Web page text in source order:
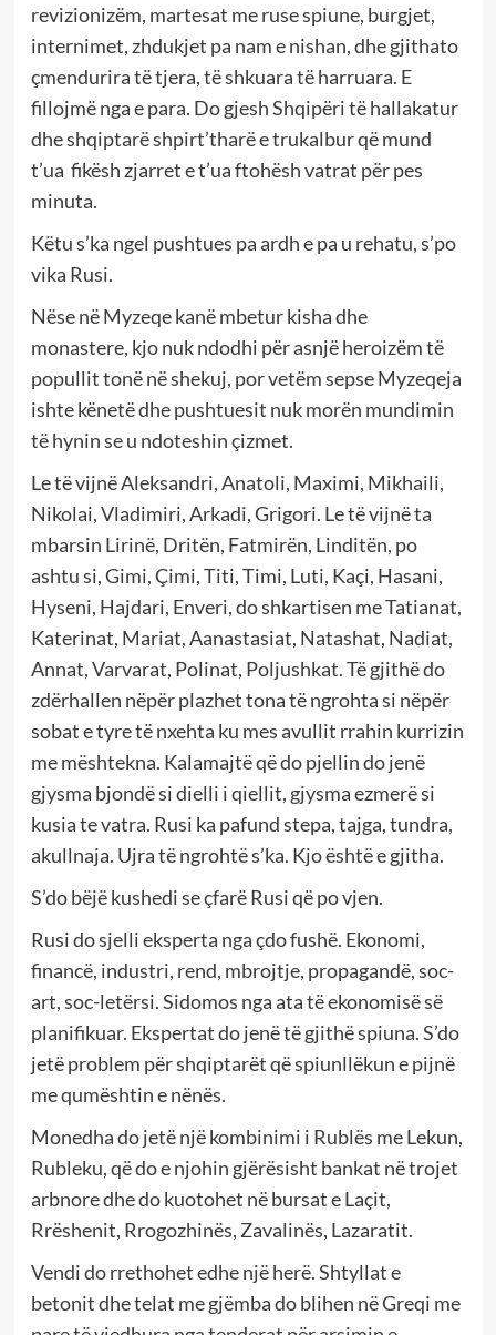
revizionizëm, martesat me ruse spiune, burgjet,
internimet, zhdukjet pa nam e nishan, dhe gjithato
çmendurira të tjera, të shkuara të harruara. E
fillojmë nga e para. Do gjesh Shqipëri të hallakatur
dhe shqiptarë shpirt’tharë e trukalbur që mund
t’ua fikësh zjarret e t’ua ftohësh vatrat për pes
minuta.
Këtu s’ka ngel pushtues pa ardh e pa u rehatu, s’po
vika Rusi.
Nëse në Myzeqe kanë mbetur kisha dhe
monastere, kjo nuk ndodhi për asnjë heroizëm të
popullit tonë në shekuj, por vetëm sepse Myzeqeja
ishte kënetë dhe pushtuesit nuk morën mundimin
të hynin se u ndoteshin çizmet.
Le të vijnë Aleksandri, Anatoli, Maximi, Mikhaili,
Nikolai, Vladimiri, Arkadi, Grigori. Le të vijnë ta
mbarsin Lirinë, Dritën, Fatmirën, Linditën, po
ashtu si, Gimi, Çimi, Titi, Timi, Luti, Kaçi, Hasani,
Hyseni, Hajdari, Enveri, do shkartisen me Tatianat,
Katerinat, Mariat, Aanastasiat, Natashat, Nadiat,
Annat, Varvarat, Polinat, Poljushkat. Të gjithë do
zdërhallen nëpër plazhet tona të ngrohta si nëpër
sobat e tyre të nxehta ku mes avullit rrahin kurrizin
me mështekna. Kalamajtë që do pjellin do jenë
gjysma bjondë si dielli i qiellit, gjysma ezmerë si
kusia te vatra. Rusi ka pafund stepa, tajga, tundra,
akullnaja. Ujra të ngrohtë s’ka. Kjo është e gjitha.
S’do bëjë kushedi se çfarë Rusi që po vjen.
Rusi do sjelli eksperta nga çdo fushë. Ekonomi,
financë, industri, rend, mbrojtje, propagandë, soc-
art, soc-letërsi. Sidomos nga ata të ekonomisë së
planifikuar. Ekspertat do jenë të gjithë spiuna. S’do
jetë problem për shqiptarët që spiunllëkun e pijnë
me qumështin e nënës.
Monedha do jetë një kombinimi i Rublës me Lekun,
Rubleku, që do e njohin gjërësisht bankat në trojet
arbnore dhe do kuotohet në bursat e Laçit,
Rrëshenit, Rrogozhinës, Zavalinës, Lazaratit.
Vendi do rrethohet edhe një herë. Shtyllat e
betonit dhe telat me gjëmba do blihen në Greqi me